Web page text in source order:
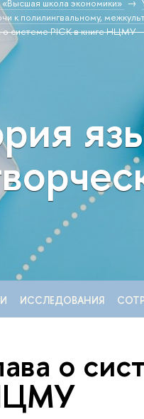
к полилингвальному,
о системе PICK в книге НЦМУ
ИССЛЕДОВАНИЯ
о